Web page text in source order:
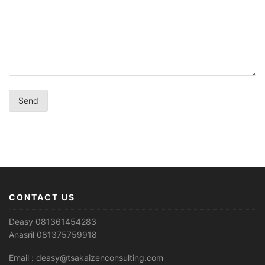
CONTACT US
Deasy 081361454283
Anasril 081375759918
Email : deasy@tsakaizenconsulting.com